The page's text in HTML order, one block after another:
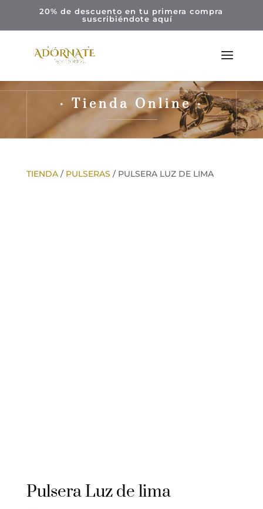
20% de descuento en tu primera compra
suscribiéndoteaquí
· Tienda Online ·
TIENDA/ PULSERAS / PULSERA LUZ DE LIMA
Pulsera Luz de lima